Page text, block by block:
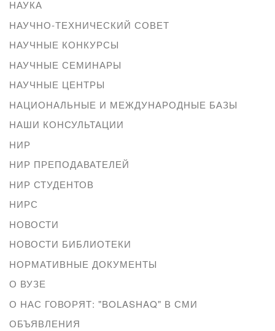
НАУКА
НАУЧНО-ТЕХНИЧЕСКИЙ СОВЕТ
НАУЧНЫЕ КОНКУРСЫ
НАУЧНЫЕ СЕМИНАРЫ
НАУЧНЫЕ ЦЕНТРЫ
НАЦИОНАЛЬНЫЕ И МЕЖДУНАРОДНЫЕ БАЗЫ
НАШИ КОНСУЛЬТАЦИИ
НИР
НИР ПРЕПОДАВАТЕЛЕЙ
НИР СТУДЕНТОВ
НИРС
НОВОСТИ
НОВОСТИ БИБЛИОТЕКИ
НОРМАТИВНЫЕ ДОКУМЕНТЫ
О ВУЗЕ
О НАС ГОВОРЯТ: "BOLASHAQ" В СМИ
ОБЪЯВЛЕНИЯ